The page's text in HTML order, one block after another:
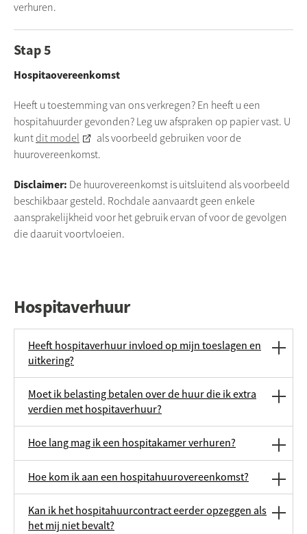
verhuren.
Stap 5
Hospitaovereenkomst
Heeft u toestemming van ons verkregen? En heeft u een
hospitahuurder gevonden? Leg uw afspraken op papier vast. U
kuntdit model
als voorbeeld gebruiken voor de
huurovereenkomst.
Disclaimer: De huurovereenkomst is uitsluitend als voorbeeld
beschikbaar gesteld. Rochdale aanvaardt geen enkele
aansprakelijkheid voor het gebruik ervan of voor de gevolgen
die daaruit voortvloeien.
Hospitaverhuur
Heeft hospitaverhuur invloed op mijn toeslagen en
uitkering?
Moet ik belasting betalen over de huur die ik extra
verdien met hospitaverhuur?
Hoe lang mag ik een hospitakamer verhuren?
Hoe kom ik aan een hospitahuurovereenkomst?
Kan ik het hospitahuurcontract eerder opzeggen als
het mij niet bevalt?